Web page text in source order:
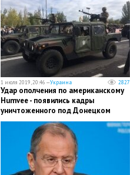
1 июля 2019, 20:46 —Украина 2827
Удар ополчения по американскому
Humvee - появились кадры
уничтоженного под Донецком
автомобиля ВСУ